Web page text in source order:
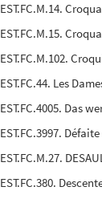
EST.FC.M.14.
EST.FC.M.15.
EST.FC.M.102.
EST.FC.44. Les
EST.FC.4005. Das
EST.FC.3997.
EST.FC.M.27.
EST.FC.380.